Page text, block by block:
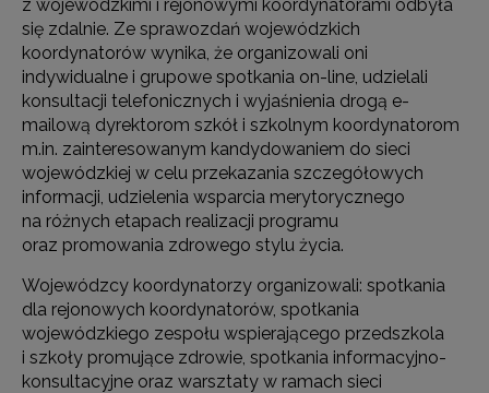
z wojewódzkimi i rejonowymi koordynatorami odbyła
się zdalnie. Ze sprawozdań wojewódzkich
koordynatorów wynika, że organizowali oni
indywidualne i grupowe spotkania on-line, udzielali
konsultacji telefonicznych i wyjaśnienia drogą e-
mailową dyrektorom szkół i szkolnym koordynatorom
m.in. zainteresowanym kandydowaniem do sieci
wojewódzkiej w celu przekazania szczegółowych
informacji, udzielenia wsparcia merytorycznego
na różnych etapach realizacji programu
oraz promowania zdrowego stylu życia.
Wojewódzcy koordynatorzy organizowali: spotkania
dla rejonowych koordynatorów, spotkania
wojewódzkiego zespołu wspierającego przedszkola
i szkoły promujące zdrowie, spotkania informacyjno-
konsultacyjne oraz warsztaty w ramach sieci